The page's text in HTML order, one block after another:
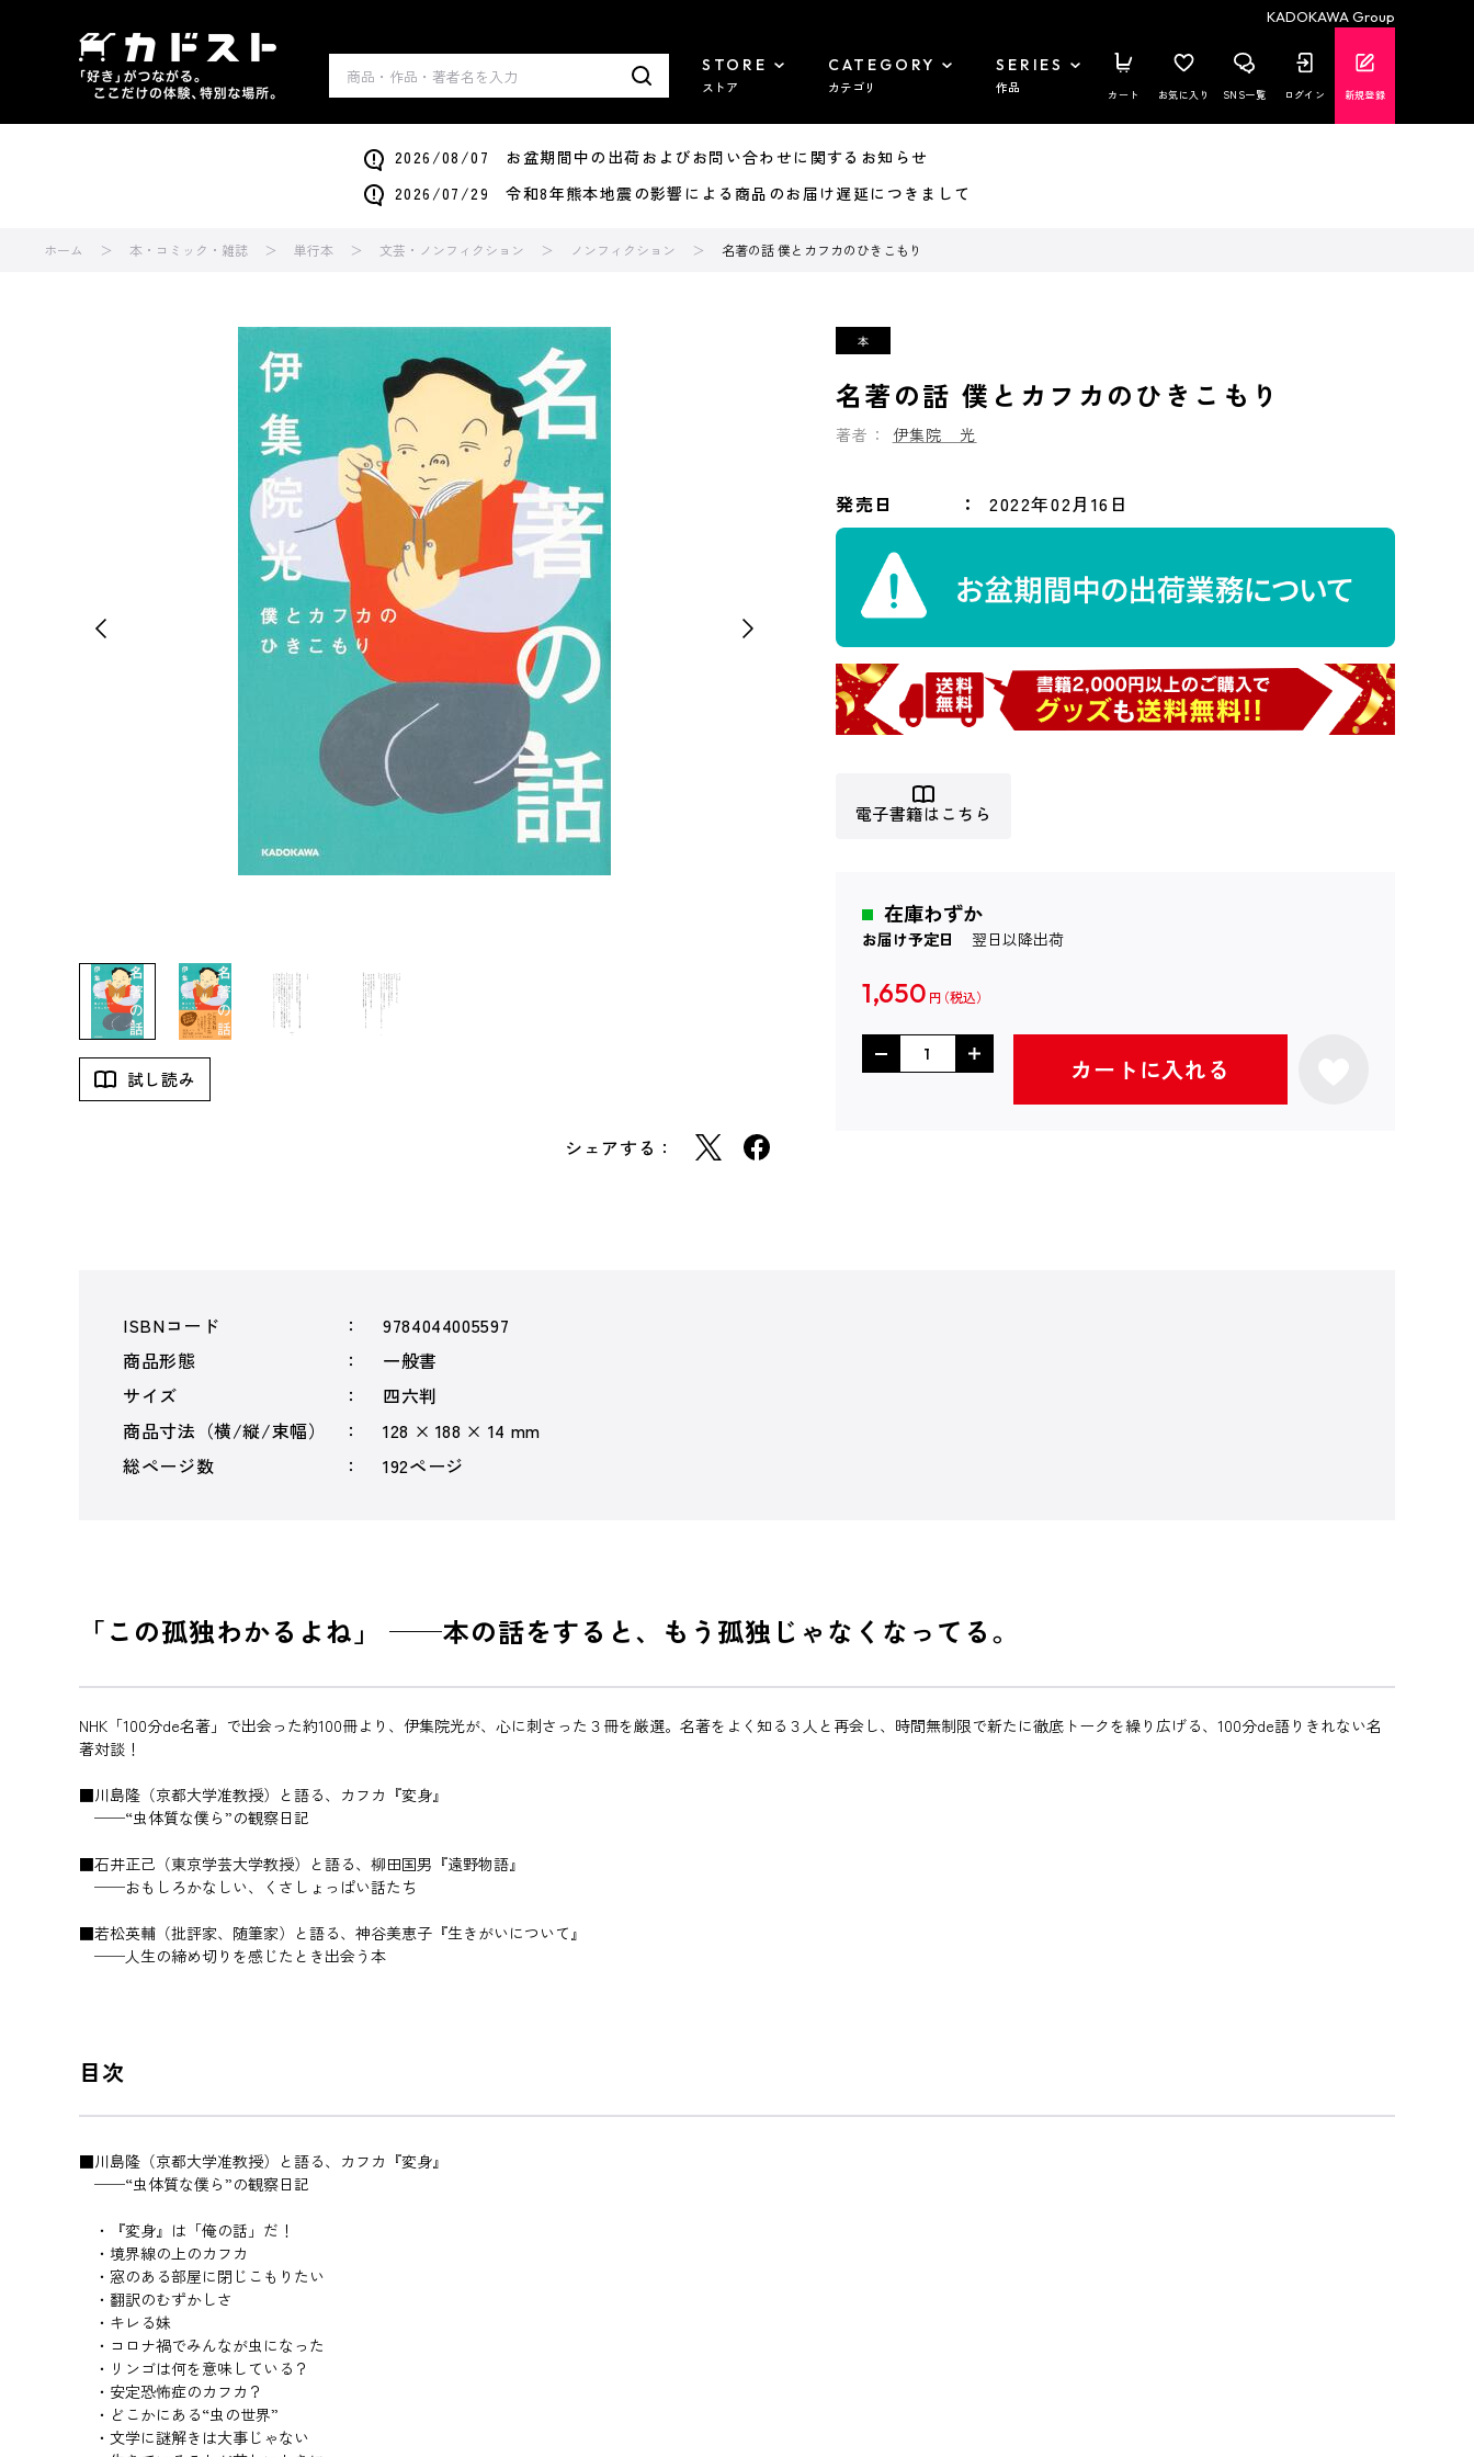
KADOKAWA Group
STORE
ストア
CATEGORY
カテゴリ
SERIES
作品 カート お気に入り SNS一覧 ログイン 新規登録
2026/08/07 お盆期間中の出荷およびお問い合わせに関するお知らせ
2026/07/29 令和8年熊本地震の影響による商品のお届け遅延につきまして
ホーム 本・コミック・雑誌 単行本 文芸・ノンフィクション ノンフィクション 名著の話 僕とカフカのひきこもり
試し読み
シェアする：
名著の話 僕とカフカのひきこもり
著者： 伊集院 光
発売日 2022年02月16日
電子書籍はこちら
在庫わずか
お届け予定日 翌日以降出荷
1,650 円
カートに入れる
ISBNコード
9784044005597
商品形態
一般書
サイズ
四六判
商品寸法（横/縦/束幅）
128 × 188 × 14 mm
総ページ数
192ページ
「この孤独わかるよね」 ──本の話をすると、もう孤独じゃなくなってる。
NHK「100分de名著」で出会った約100冊より、伊集院光が、心に刺さった３冊を厳選。名著をよく知る３人と再会し、時間無制限で新たに徹底トークを繰り広げる、100分de語りきれない名
著対談！
■川島隆（京都大学准教授）と語る、カフカ『変身』
──“虫体質な僕ら”の観察日記
■石井正己（東京学芸大学教授）と語る、柳田国男『遠野物語』
──おもしろかなしい、くさしょっぱい話たち
■若松英輔（批評家、随筆家）と語る、神谷美恵子『生きがいについて』
──人生の締め切りを感じたとき出会う本
目次
■川島隆（京都大学准教授）と語る、カフカ『変身』
──“虫体質な僕ら”の観察日記
・『変身』は「俺の話」だ！
・境界線の上のカフカ
・窓のある部屋に閉じこもりたい
・翻訳のむずかしさ
・キレる妹
・コロナ禍でみんなが虫になった
・リンゴは何を意味している？
・安定恐怖症のカフカ？
・どこかにある“虫の世界”
・文学に謎解きは大事じゃない